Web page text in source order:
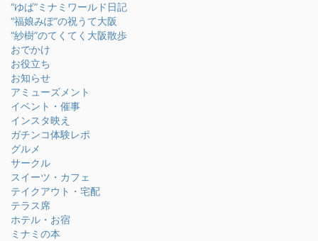
“ゆば”ミナミワールド日記
“福娘みぽ”の祝うて大阪
“紗樹”のてくてく大阪散歩
おでかけ
お役立ち
お知らせ
アミューズメント
イベント・催事
インスタ映え
ガチンコ体験レポ
グルメ
サークル
スイーツ・カフェ
テイクアウト・宅配
テラス席
ホテル・お宿
ミナミの本